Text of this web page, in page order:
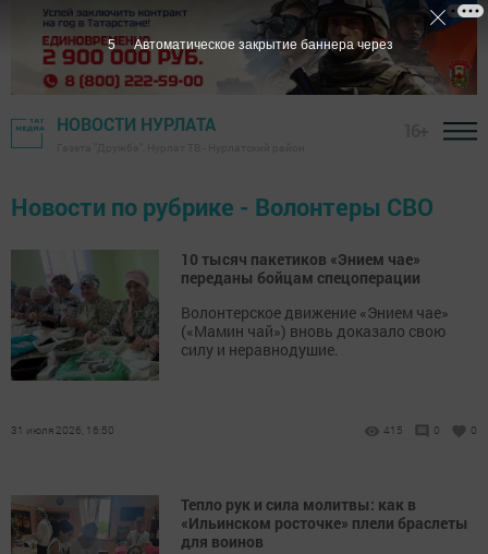
НОВОСТИ НУРЛАТА
Новости по рубрике - Волонтеры СВО
10 тысяч пакетиков «Энием чае»
переданы бойцам спецоперации
Волонтерское движение «Энием чае»
(«Мамин чай») вновь доказало свою
силу и неравнодушие.
31 июля 2026, 16:50 415 0 0
Тепло рук и сила молитвы: как в
«Ильинском росточке» плели браслеты
для воинов
5 Автоматическое закрытие баннера через